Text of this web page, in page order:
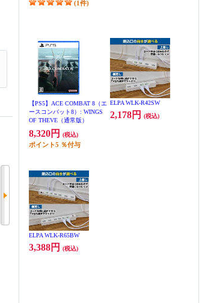
(1件)
【PS5】ACE COMBAT 8（エ
ースコンバット8）: WINGS
OF THEVE（通常版）
8,320円 (税込)
ポイント5 ％付与
ELPA WLK-R42SW
2,178円 (税込)
ELPA WLK-R65BW
3,388円 (税込)